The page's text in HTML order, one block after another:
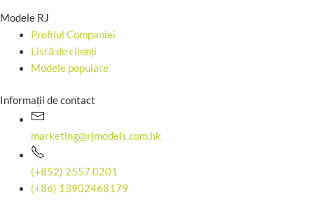
Modele RJ
Profilul Companiei
Listă de clienți
Modele populare
Informații de contact
marketing@rjmodels.com.hk
(+852) 2557 0201
(+86) 13902468179